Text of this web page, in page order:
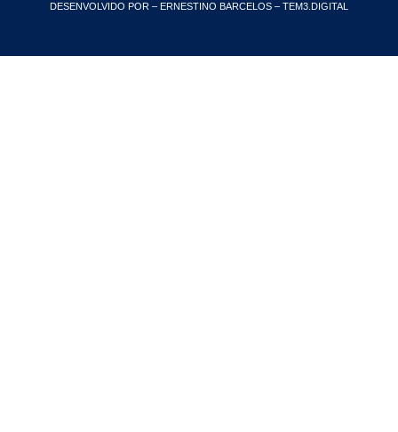
DESENVOLVIDO POR – ERNESTINO BARCELOS – TEM3.DIGITAL